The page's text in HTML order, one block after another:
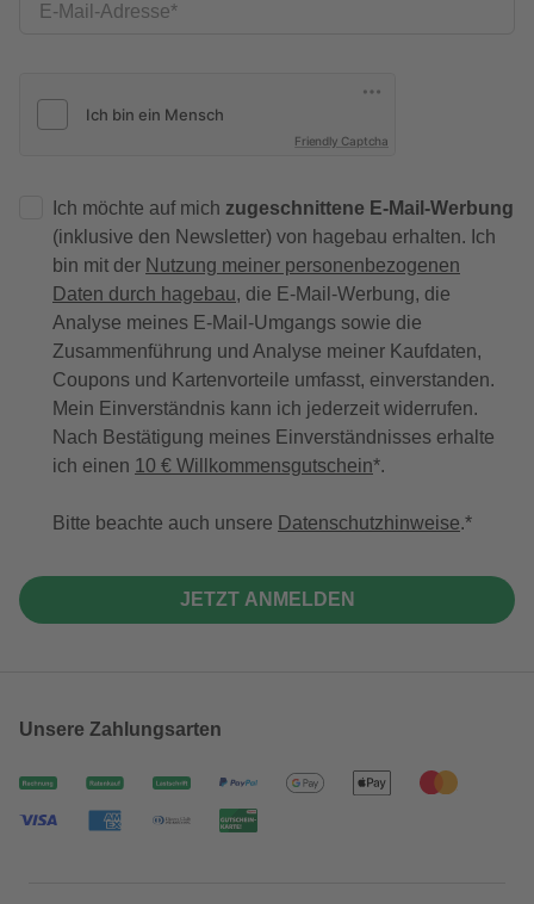
E-Mail-Adresse
Friendly Captcha
Ich möchte auf mich zugeschnittene E-Mail-Werbung
(inklusive den Newsletter) von hagebau erhalten. Ich
bin mit der Nutzung meiner personenbezogenen
Daten durch hagebau, die E-Mail-Werbung, die
Analyse meines E-Mail-Umgangs sowie die
Zusammenführung und Analyse meiner Kaufdaten,
Coupons und Kartenvorteile umfasst, einverstanden.
Mein Einverständnis kann ich jederzeit widerrufen.
Nach Bestätigung meines Einverständnisses erhalte
ich einen 10 € Willkommensgutschein*.
Bitte beachte auch unsere Datenschutzhinweise.
JETZT ANMELDEN
Unsere Zahlungsarten